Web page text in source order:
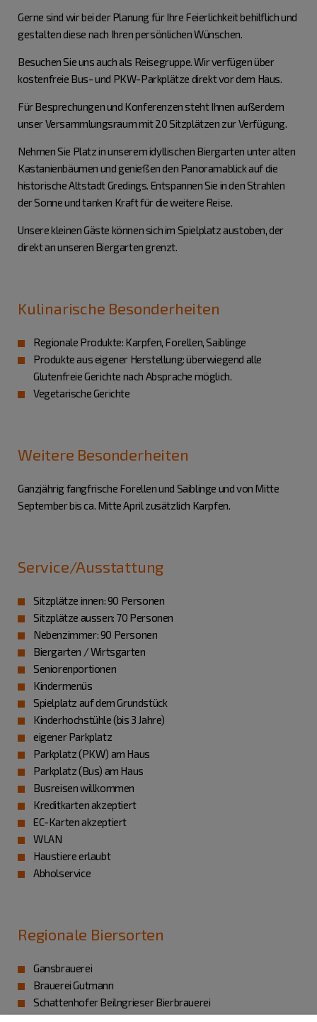
Gerne sind wir bei der Planung für Ihre Feierlichkeit behilflich und
gestalten diese nach Ihren persönlichen Wünschen.
Besuchen Sie uns auch als Reisegruppe. Wir verfügen über
kostenfreie Bus- und PKW-Parkplätze direkt vor dem Haus.
Für Besprechungen und Konferenzen steht Ihnen außerdem
unser Versammlungsraum mit 20 Sitzplätzen zur Verfügung.
Nehmen Sie Platz in unserem idyllischen Biergarten unter alten
Kastanienbäumen und genießen den Panoramablick auf die
historische Altstadt Gredings. Entspannen Sie in den Strahlen
der Sonne und tanken Kraft für die weitere Reise.
Unsere kleinen Gäste können sich im Spielplatz austoben, der
direkt an unseren Biergarten grenzt.
Kulinarische Besonderheiten
Regionale Produkte: Karpfen, Forellen, Saiblinge
Produkte aus eigener Herstellung: überwiegend alle
Glutenfreie Gerichte nach Absprache möglich.
Vegetarische Gerichte
Weitere Besonderheiten
Ganzjährig fangfrische Forellen und Saiblinge und von Mitte
September bis ca. Mitte April zusätzlich Karpfen.
Service/Ausstattung
Sitzplätze innen: 90 Personen
Sitzplätze aussen: 70 Personen
Nebenzimmer: 90 Personen
Biergarten / Wirtsgarten
Seniorenportionen
Kindermenüs
Spielplatz auf dem Grundstück
Kinderhochstühle (bis 3 Jahre)
eigener Parkplatz
Parkplatz (PKW) am Haus
Parkplatz (Bus) am Haus
Busreisen willkommen
Kreditkarten akzeptiert
EC-Karten akzeptiert
WLAN
Haustiere erlaubt
Abholservice
Regionale Biersorten
Gansbrauerei
Brauerei Gutmann
Schattenhofer Beilngrieser Bierbrauerei
Winkler / Lengenfeld